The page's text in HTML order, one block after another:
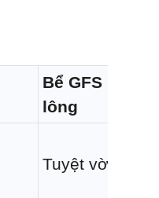
Bể GFS Lắp
lông
Tuyệt vời